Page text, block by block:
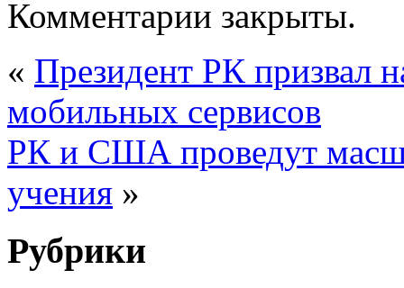
Комментарии закрыты.
« Президент РК призвал
мобильных сервисов
РК и США проведут
учения »
Рубрики